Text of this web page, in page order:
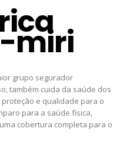
miri
grupo segurador
também cuida da saúde dos
e qualidade para o
para a saúde física,
cobertura completa para o